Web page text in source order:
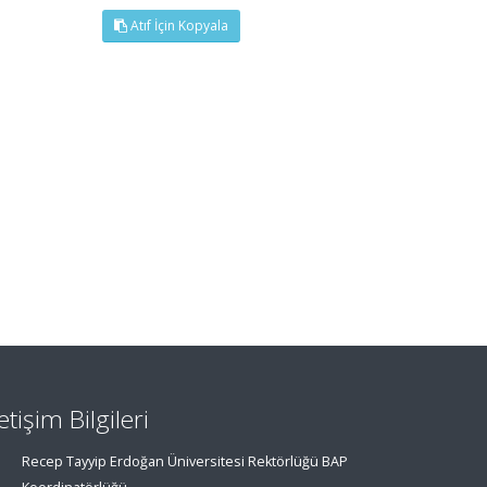
Atıf İçin Kopyala
Bilgileri
Recep Tayyip Erdoğan Üniversitesi Rektörlüğü BAP